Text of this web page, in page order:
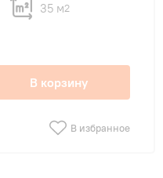
35 м2
В корзину
В избранное